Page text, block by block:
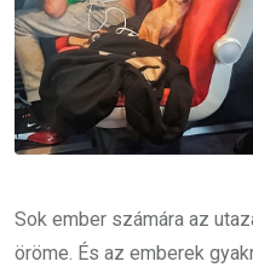
Sok ember számára az
öröme. És az emberek